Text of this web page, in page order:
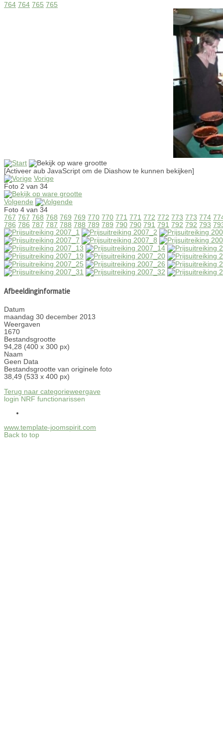
764 764 765 765
[Activeer aub JavaScript om de Diashow te kunnen bekijken]
Vorige
Foto 2 van 34
Volgende
Foto 4 van 34
767 767 768 768 769 769 770 770 771 771 772 772 773 773 774
786 786 787 787 788 788 789 789 790 790 791 791 792 792 793
Afbeeldinginformatie
Datum
maandag 30 december 2013
Weergaven
1670
Bestandsgrootte
94,28 (400 x 300 px)
Naam
Geen Data
Bestandsgrootte van originele foto
38,49 (533 x 400 px)
Terug naar categorieweergave
login NRF functionarissen
www.template-joomspirit.com
Back to top